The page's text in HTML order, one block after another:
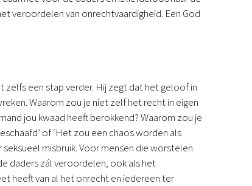
veroordelen van onrechtvaardigheid. Een God
een stap verder. Hij zegt dat het geloof in
Waarom zou je níet zelf het recht in eigen
jou kwaad heeft berokkend? Waarom zou je
of ‘Het zou een chaos worden als
misbruik. Voor mensen die worstelen
daders zál veroordelen, ook als het
heeft van al het onrecht en iedereen ter